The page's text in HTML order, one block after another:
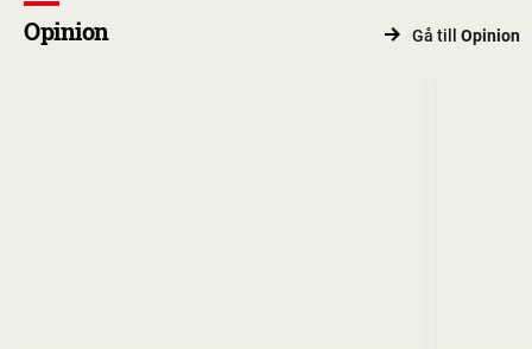
Opinion Gå till Opinion